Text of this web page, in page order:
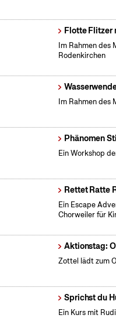
Flotte Flitzer
Im Rahmen des
Rodenkirchen
Im Rahmen des
Phänomen
Ein Workshop
Rettet Ratte
Ein Escape
Chorweiler für
Aktionstag:
Zottel lädt zum
Sprichst du
Ein Kurs mit